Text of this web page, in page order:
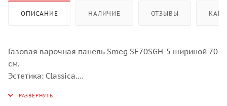
ОПИСАНИЕ НАЛИЧИЕ ОТЗЫВЫ КАК
Газовая варочная панель Smeg SE70SGH-5 шириной 70
см.
Эстетика: Classica.
Зоны приготовления: 5 газовых горелок с